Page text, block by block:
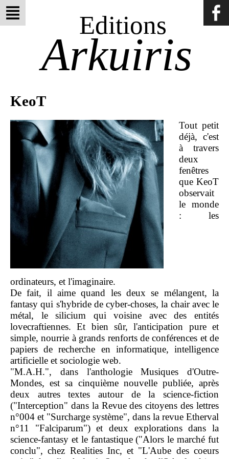
Editions
Arkuiris
KeoT
Tout petit
déjà, c'est
à travers
deux
fenêtres
que KeoT
observait
le monde
: les
ordinateurs, et l'imaginaire.
De fait, il aime quand les deux se mélangent, la
fantasy qui s'hybride de cyber-choses, la chair avec le
métal, le silicium qui voisine avec des entités
lovecraftiennes. Et bien sûr, l'anticipation pure et
simple, nourrie à grands renforts de conférences et de
papiers de recherche en informatique, intelligence
artificielle et sociologie web.
"M.A.H.", dans l'anthologie Musiques d'Outre-
Mondes, est sa cinquième nouvelle publiée, après
deux autres textes autour de la science-fiction
("Interception" dans la Revue des citoyens des lettres
n°004 et "Surcharge système", dans la revue Etherval
n°11 "Falciparum") et deux explorations dans la
science-fantasy et le fantastique ("Alors le marché fut
conclu", chez Realities Inc, et "L'Aube des coeurs